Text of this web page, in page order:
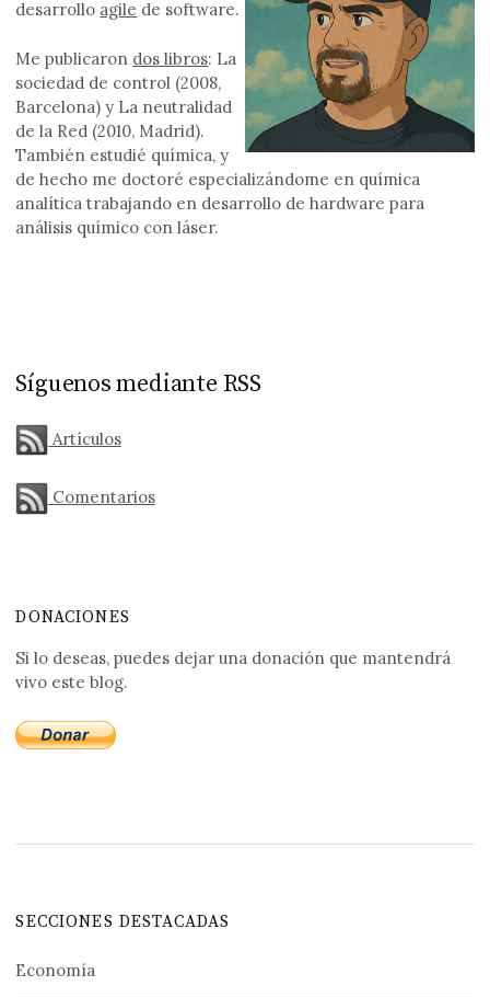
desarrollo agile de software.
Me publicaron dos libros: La
sociedad de control (2008,
Barcelona) y La neutralidad
de la Red (2010, Madrid).
También estudié química, y
de hecho me doctoré especializándome en química
analítica trabajando en desarrollo de hardware para
análisis químico con láser.
Síguenos mediante RSS
Artículos
Comentarios
DONACIONES
Si lo deseas, puedes dejar una donación que mantendrá
vivo este blog.
SECCIONES DESTACADAS
Economía